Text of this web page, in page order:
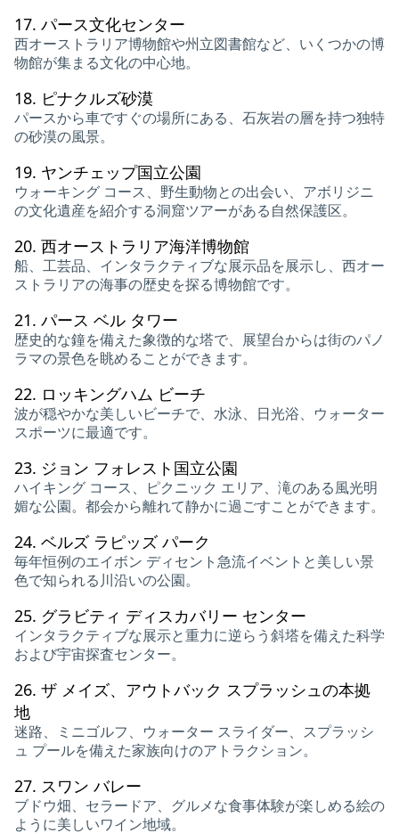
17. パース文化センター
西オーストラリア博物館や州立図書館など、いくつかの博
物館が集まる文化の中心地。
18. ピナクルズ砂漠
パースから車ですぐの場所にある、石灰岩の層を持つ独特
の砂漠の風景。
19. ヤンチェップ国立公園
ウォーキング コース、野生動物との出会い、アボリジニ
の文化遺産を紹介する洞窟ツアーがある自然保護区。
20. 西オーストラリア海洋博物館
船、工芸品、インタラクティブな展示品を展示し、西オー
ストラリアの海事の歴史を探る博物館です。
21. パース ベル タワー
歴史的な鐘を備えた象徴的な塔で、展望台からは街のパノ
ラマの景色を眺めることができます。
22. ロッキングハム ビーチ
波が穏やかな美しいビーチで、水泳、日光浴、ウォーター
スポーツに最適です。
23. ジョン フォレスト国立公園
ハイキング コース、ピクニック エリア、滝のある風光明
媚な公園。都会から離れて静かに過ごすことができます。
24. ベルズ ラピッズ パーク
毎年恒例のエイボン ディセント急流イベントと美しい景
色で知られる川沿いの公園。
25. グラビティ ディスカバリー センター
インタラクティブな展示と重力に逆らう斜塔を備えた科学
および宇宙探査センター。
26. ザ メイズ、アウトバック スプラッシュの本拠
地
迷路、ミニゴルフ、ウォーター スライダー、スプラッシ
ュ プールを備えた家族向けのアトラクション。
27. スワン バレー
ブドウ畑、セラードア、グルメな食事体験が楽しめる絵の
ように美しいワイン地域。